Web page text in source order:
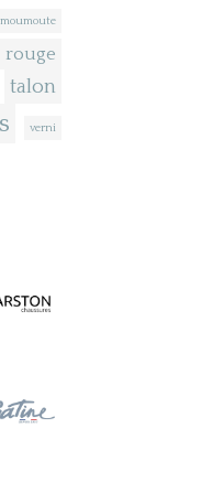
moumoute
rouge
talon
verni